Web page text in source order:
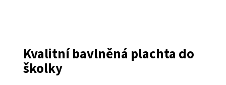
Kvalitní bavlněná plachta do
školky